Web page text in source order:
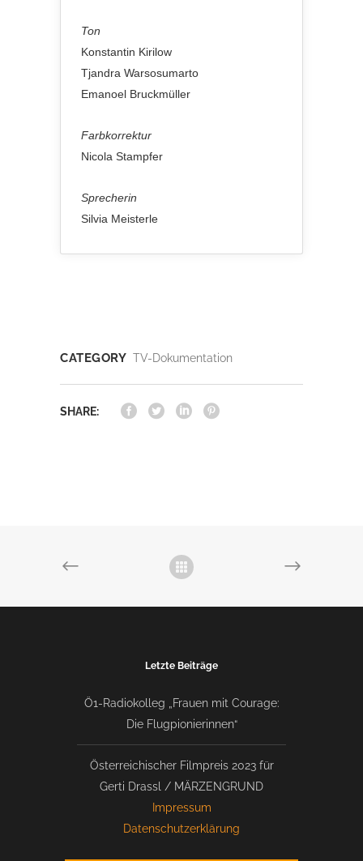
Ton
Konstantin Kirilow
Tjandra Warsosumarto
Emanoel Bruckmüller
Farbkorrektur
Nicola Stampfer
Sprecherin
Silvia Meisterle
CATEGORY TV-Dokumentation
SHARE:
Letzte Beiträge
Ö1-Radiokolleg „Frauen mit Courage:
Die Flugpionierinnen“
Österreichischer Filmpreis 2023 für
Gerti Drassl / MÄRZENGRUND
Impressum
Datenschutzerklärung